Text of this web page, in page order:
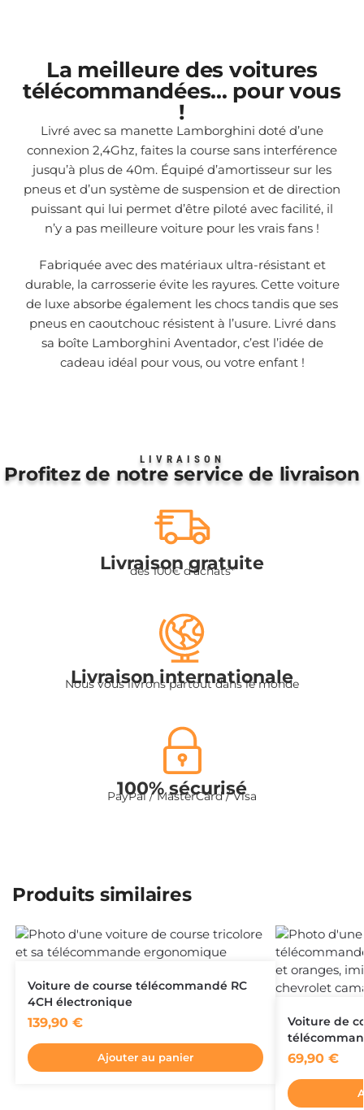
La meilleure des voitures
télécommandées... pour vous
!
Livré avec sa manette Lamborghini doté d’une
connexion 2,4Ghz, faites la course sans interférence
jusqu’à plus de 40m. Équipé d’amortisseur sur les
pneus et d’un système de suspension et de direction
puissant qui lui permet d’être piloté avec facilité, il
n’y a pas meilleure voiture pour les vrais fans !
Fabriquée avec des matériaux ultra-résistant et
durable, la carrosserie évite les rayures. Cette voiture
de luxe absorbe également les chocs tandis que ses
pneus en caoutchouc résistent à l’usure. Livré dans
sa boîte Lamborghini Aventador, c’est l’idée de
cadeau idéal pour vous, ou votre enfant !
LIVRAISON
Profitez de notre service de livraison
Livraison gratuite
dès 100€ d’achats*
Livraison internationale
Nous vous livrons partout dans le monde
100% sécurisé
PayPal / MasterCard / Visa
Produits similaires
Voiture de course télécommandé RC
4CH électronique
139,90 €
Ajouter au panier
Voiture de
69,90 €